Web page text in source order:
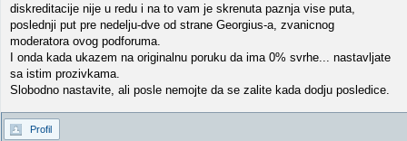
diskreditacije nije u redu i na to vam je skrenuta paznja vise puta,
poslednji put pre nedelju-dve od strane Georgius-a, zvanicnog
moderatora ovog podforuma.
I onda kada ukazem na originalnu poruku da ima 0% svrhe... nastavljate
sa istim prozivkama.
Slobodno nastavite, ali posle nemojte da se zalite kada dodju posledice.
Profil